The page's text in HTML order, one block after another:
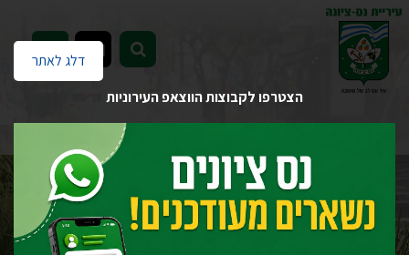
הצטרפו לקבוצות הווצאפ העירוניות
דלג לאתר EN